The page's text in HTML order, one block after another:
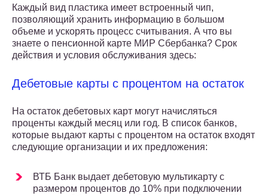
Каждый вид пластика имеет встроенный чип,
позволяющий хранить информацию в большом
объеме и ускорять процесс считывания. А что вы
знаете о пенсионной карте МИР Сбербанка? Срок
действия и условия обслуживания здесь:
Дебетовые карты с процентом на остаток
На остаток дебетовых карт могут начисляться
проценты каждый месяц или год. В список банков,
которые выдают карты с процентом на остаток входят
следующие организации и их предложения:
ВТБ Банк выдает дебетовую мультикарту с
размером процентов до 10% при подключении